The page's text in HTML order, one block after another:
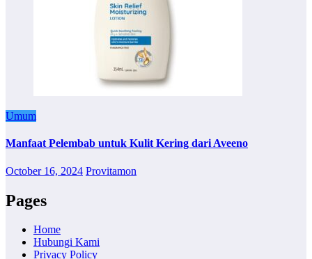
Umum
Manfaat Pelembab untuk Kulit Kering dari Aveeno
October 16, 2024 Provitamon
Pages
Home
Hubungi Kami
Privacy Policy